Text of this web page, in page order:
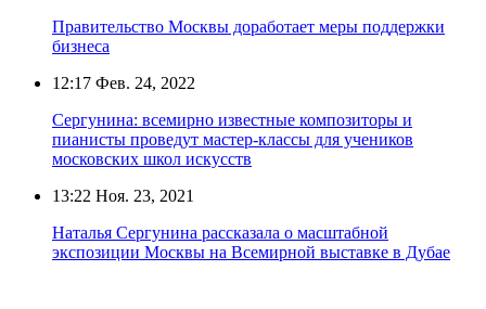
Правительство Москвы доработает меры поддержки
бизнеса
12:17 Фев. 24, 2022
Сергунина: всемирно известные композиторы и
пианисты проведут мастер-классы для учеников
московских школ искусств
13:22 Ноя. 23, 2021
Наталья Сергунина рассказала о масштабной
экспозиции Москвы на Всемирной выставке в Дубае